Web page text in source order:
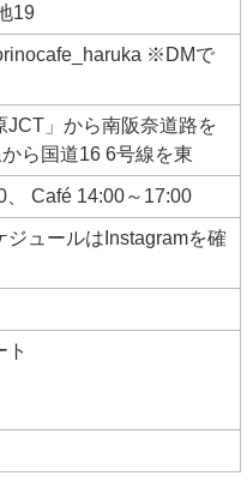
19
※DMで
JCT」から南阪奈道路を
ら国道16 6号線を東
、 Café 14:00～17:00
ジュールはInstagramを確
ト